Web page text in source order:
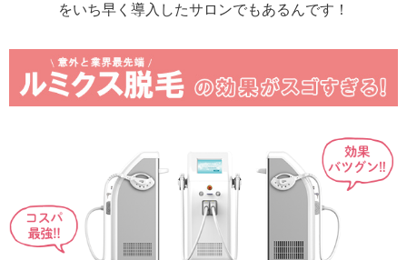
をいち早く導入したサロンでもあるんです！